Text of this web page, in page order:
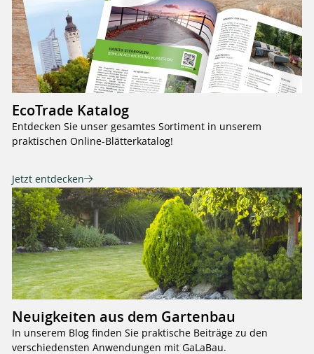
EcoTrade Katalog
Entdecken Sie unser gesamtes Sortiment in unserem
praktischen Online-Blätterkatalog!
Jetzt entdecken
Neuigkeiten aus dem Gartenbau
In unserem Blog finden Sie praktische Beiträge zu den
verschiedensten Anwendungen mit GaLaBau.